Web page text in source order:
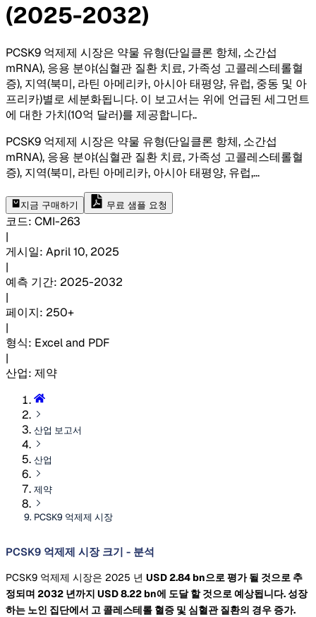
(2025-2032)
PCSK9 억제제 시장은 약물 유형(단일클론 항체, 소간섭
mRNA), 응용 분야(심혈관 질환 치료, 가족성 고콜레스테롤혈
증), 지역(북미, 라틴 아메리카, 아시아 태평양, 유럽, 중동 및 아
프리카)별로 세분화됩니다. 이 보고서는 위에 언급된 세그먼트
에 대한 가치(10억 달러)를 제공합니다..
PCSK9 억제제 시장은 약물 유형(단일클론 항체, 소간섭
mRNA), 응용 분야(심혈관 질환 치료, 가족성 고콜레스테롤혈
증), 지역(북미, 라틴 아메리카, 아시아 태평양, 유럽,...
지금 구매하기 무료 샘플 요청
코드: CMI-263
|
게시일: April 10, 2025
|
예측 기간: 2025-2032
|
페이지: 250+
|
형식: Excel and PDF
|
산업: 제약
산업 보고서
산업
제약
PCSK9 억제제 시장
PCSK9 억제제 시장 크기 - 분석
PCSK9 억제제 시장은 2025 년 USD 2.84 bn으로 평가 될 것으로 추
정되며 2032 년까지 USD 8.22 bn에 도달 할 것으로 예상됩니다. 성장
하는 노인 집단에서 고 콜레스테롤 혈증 및 심혈관 질환의 경우 증가.